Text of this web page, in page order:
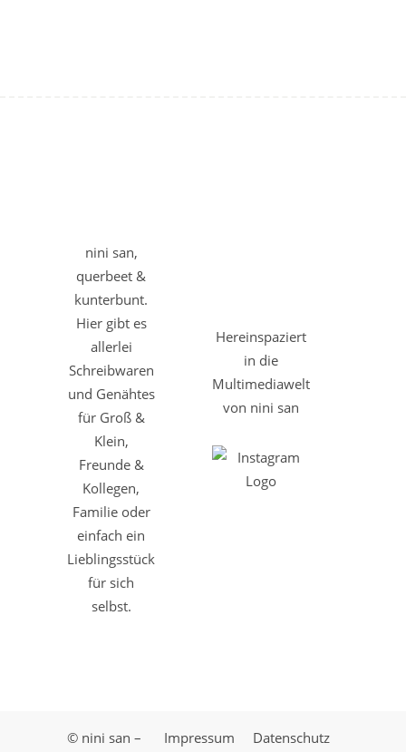
nini san,
querbeet &
kunterbunt.
Hier gibt es
allerlei
Schreibwaren
und Genähtes
für Groß &
Klein,
Freunde &
Kollegen,
Familie oder
einfach ein
Lieblingsstück
für sich
selbst.
Hereinspaziert
in die
Multimediawelt
von nini san
Datenschutz
Impressum
© nini san –